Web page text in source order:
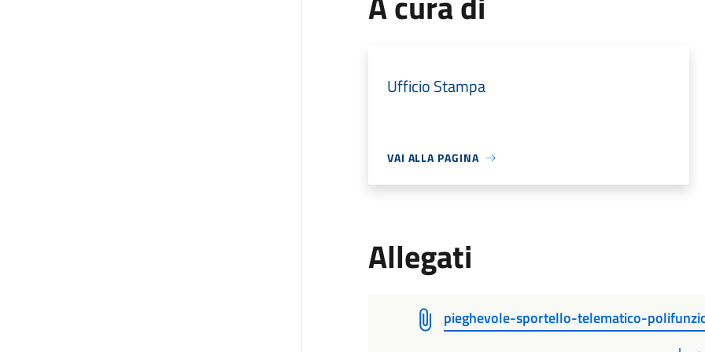
Ufficio Stampa
VAI ALLA PAGINA
Allegati
pieghevole-sportello-telematico-